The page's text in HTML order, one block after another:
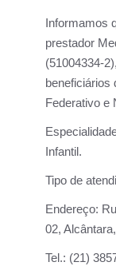
Informamos
prestador
(51004334-
beneficiários
Federativo e
Infantil.
Tipo de
Endereço:
02,
Tel.: (21)